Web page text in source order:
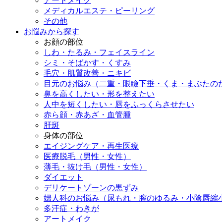
メディカルエステ・ピーリング
その他
お悩みから探す
お顔の部位
しわ・たるみ・フェイスライン
シミ・そばかす・くすみ
毛穴・肌質改善・ニキビ
目元のお悩み（二重・眼瞼下垂・くま・まぶたの
鼻を高くしたい・形を整えたい
人中を短くしたい・唇をふっくらさせたい
赤ら顔・赤あざ・血管腫
肝斑
身体の部位
エイジングケア・再生医療
医療脱毛（男性・女性）
薄毛・抜け毛（男性・女性）
ダイエット
デリケートゾーンの黒ずみ
婦人科のお悩み（尿もれ・膣のゆるみ・小陰唇縮
多汗症・わきが
アートメイク